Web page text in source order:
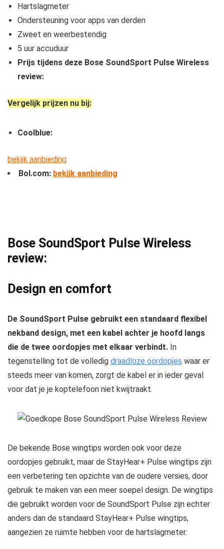
Hartslagmeter
Ondersteuning voor apps van derden
Zweet en weerbestendig
5 uur accuduur
Prijs tijdens deze Bose SoundSport Pulse Wireless
review:
Vergelijk prijzen nu bij:
Coolblue:
bekijk aanbieding
Bol.com: bekijk aanbieding
Bose SoundSport Pulse Wireless
review:
Design en comfort
De SoundSport Pulse gebruikt een standaard flexibel
nekband design, met een kabel achter je hoofd langs
die de twee oordopjes met elkaar verbindt. In
tegenstelling tot de volledig draadloze oordopjes waar er
steeds meer van komen, zorgt de kabel er in ieder geval
voor dat je je koptelefoon niet kwijtraakt.
De bekende Bose wingtips worden ook voor deze
oordopjes gebruikt, maar de StayHear+ Pulse wingtips zijn
een verbetering ten opzichte van de oudere versies, door
gebruik te maken van een meer soepel design. De wingtips
die gebruikt worden voor de SoundSport Pulse zijn echter
anders dan de standaard StayHear+ Pulse wingtips,
aangezien ze ruimte hebben voor de hartslagmeter.